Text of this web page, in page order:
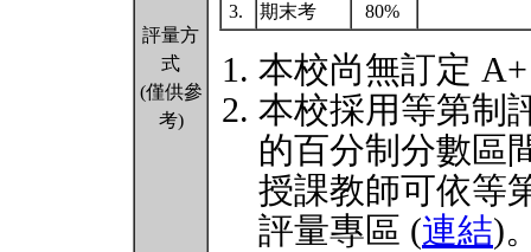
評量方
式
(僅供參
考)
3.
期末考 80%
本校尚無訂定
本校採用等第制
的百分制分數區
授課教師可依等
評量專區 (連結)